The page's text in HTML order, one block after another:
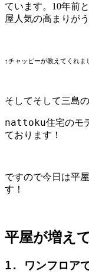
ています。10年前
屋人気の高まりが
↑チャッピーが教えてくれま
そしてそして三島
nattoku住宅のモ
ております！
ですので今日は平
す！
平屋が増え
1. ワンフロア